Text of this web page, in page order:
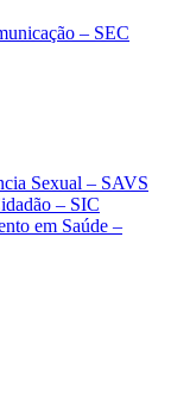
– SEC
Sexual – SAVS
– SIC
em Saúde –